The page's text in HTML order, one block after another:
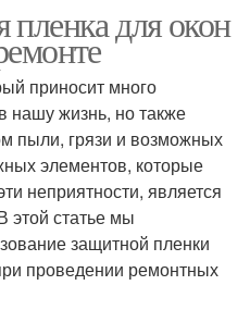
для окон
приносит много
нашу жизнь, но также
пыли, грязи и возможных
элементов, которые
неприятности, является
этой статье мы
защитной пленки
проведении ремонтных